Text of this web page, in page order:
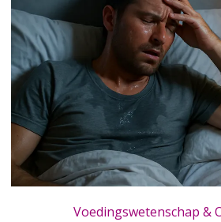
Nachtzweten uitgelegd: zo kan een tekort aan vitamine D
Voedingswetenschap &